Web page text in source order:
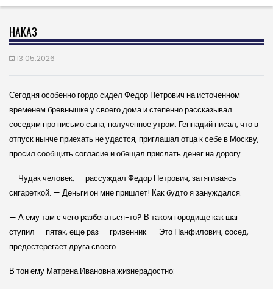
НАКАЗ
13.05.2026
Сегодня особенно гордо сидел Федор Петрович на источенном
временем бревнышке у своего дома и степенно рассказывал
соседям про письмо сына, полученное утром. Геннадий писал, что в
отпуск нынче приехать не удастся, приглашал отца к себе в Москву,
просил сообщить согласие и обещал прислать денег на дорогу.
— Чудак человек, — рассуждал Федор Петрович, затягиваясь
сигареткой. — Деньги он мне пришлет! Как будто я зануждался.
— А ему там с чего разбегаться-то? В таком городище как шаг
ступил — пятак, еще раз — гривенник. — Это Панфилович, сосед,
предостерегает друга своего.
В тон ему Матрена Ивановна жизнерадостно: